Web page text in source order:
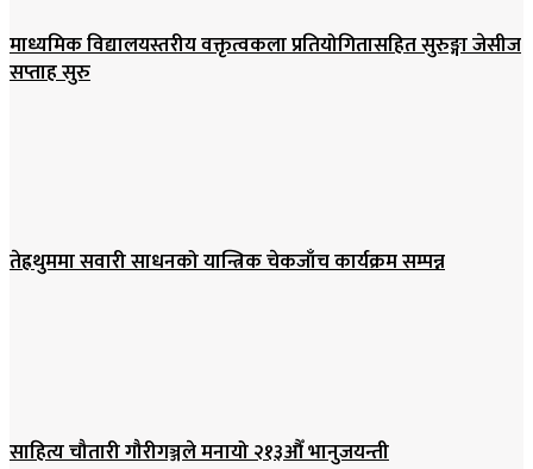
माध्यमिक विद्यालयस्तरीय वक्तृत्वकला प्रतियोगितासहित सुरुङ्गा जेसीज
सप्ताह सुरु
तेह्रथुममा सवारी साधनको यान्त्रिक चेकजाँच कार्यक्रम सम्पन्न
साहित्य चौतारी गौरीगञ्जले मनायो २१३औँ भानुजयन्ती